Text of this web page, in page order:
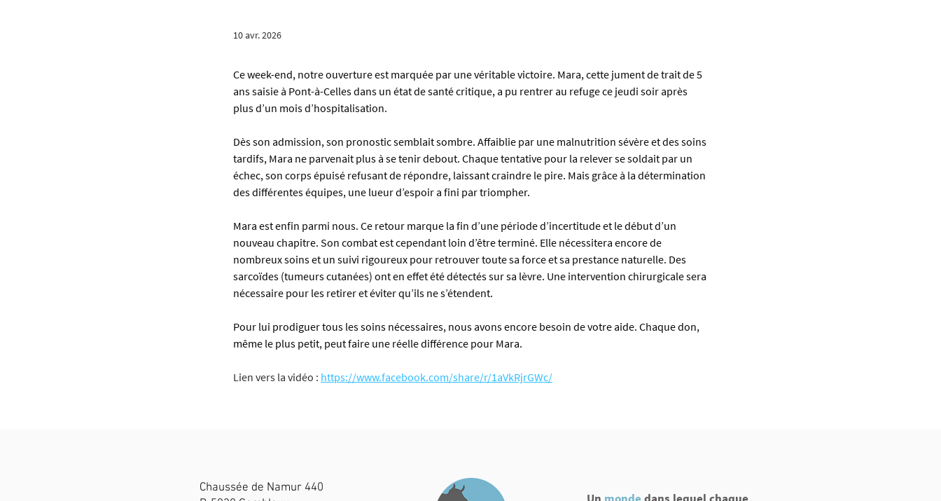
10 avr. 2026
Ce week-end, notre ouverture est marquée par une véritable victoire. Mara, cette jument de trait de 5
ans saisie à Pont-à-Celles dans un état de santé critique, a pu rentrer au refuge ce jeudi soir après
plus d’un mois d’hospitalisation.
Dès son admission, son pronostic semblait sombre. Affaiblie par une malnutrition sévère et des soins
tardifs, Mara ne parvenait plus à se tenir debout. Chaque tentative pour la relever se soldait par un
échec, son corps épuisé refusant de répondre, laissant craindre le pire. Mais grâce à la détermination
des différentes équipes, une lueur d’espoir a fini par triompher.
Mara est enfin parmi nous. Ce retour marque la fin d’une période d’incertitude et le début d’un
nouveau chapitre. Son combat est cependant loin d’être terminé. Elle nécessitera encore de
nombreux soins et un suivi rigoureux pour retrouver toute sa force et sa prestance naturelle. Des
sarcoïdes (tumeurs cutanées) ont en effet été détectés sur sa lèvre. Une intervention chirurgicale sera
nécessaire pour les retirer et éviter qu’ils ne s’étendent.
Pour lui prodiguer tous les soins nécessaires, nous avons encore besoin de votre aide. Chaque don,
même le plus petit, peut faire une réelle différence pour Mara.
Lien vers la vidéo : https://www.facebook.com/share/r/1aVkRjrGWc/
Chaussée de Namur 440